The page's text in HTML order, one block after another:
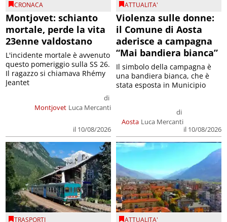
CRONACA
Montjovet: schianto
mortale, perde la vita
23enne valdostano
Montjovet
di
Luca Mercanti
il 10/08/2026
L'incidente mortale è avvenuto
questo pomeriggio sulla SS 26.
Il ragazzo si chiamava Rhémy
Jeantet
ATTUALITA'
Violenza sulle donne:
il Comune di Aosta
aderisce a campagna
“Mai bandiera bianca”
Aosta
di
Luca Mercanti
il 10/08/2026
Il simbolo della campagna è
una bandiera bianca, che è
stata esposta in Municipio
TRASPORTI ATTUALITA'